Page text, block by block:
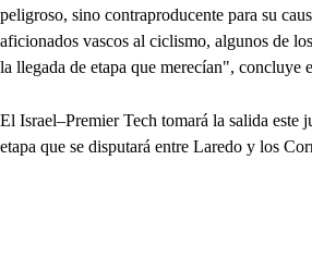
peligroso, sino contraproducente para su
aficionados vascos al ciclismo, algunos de
la llegada de etapa que merecían", concluye
El Israel–Premier Tech tomará la salida este
etapa que se disputará entre Laredo y los